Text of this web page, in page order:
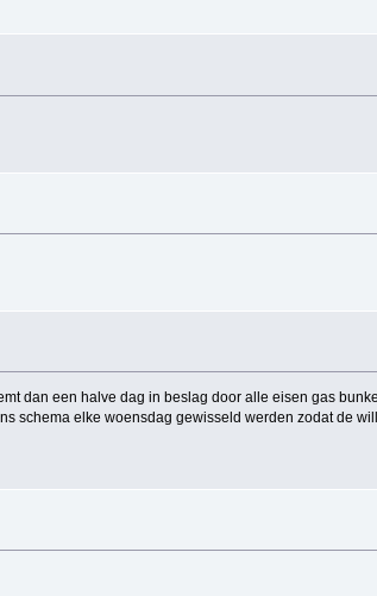
dan een halve dag in beslag door alle eisen gas
schema elke woensdag gewisseld werden zodat de